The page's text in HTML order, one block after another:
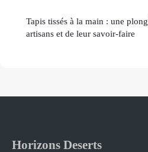
Tapis tissés à la main : une
artisans et de leur savoir-faire
Horizons Deserts